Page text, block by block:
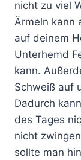
können
auf
der
Produktseite
gewählt
werden
nicht zu viel
Ärmeln kann
auf deinem
Unterhemd
kann.
Schweiß auf
Dadurch
des Tages
nicht
sollte man